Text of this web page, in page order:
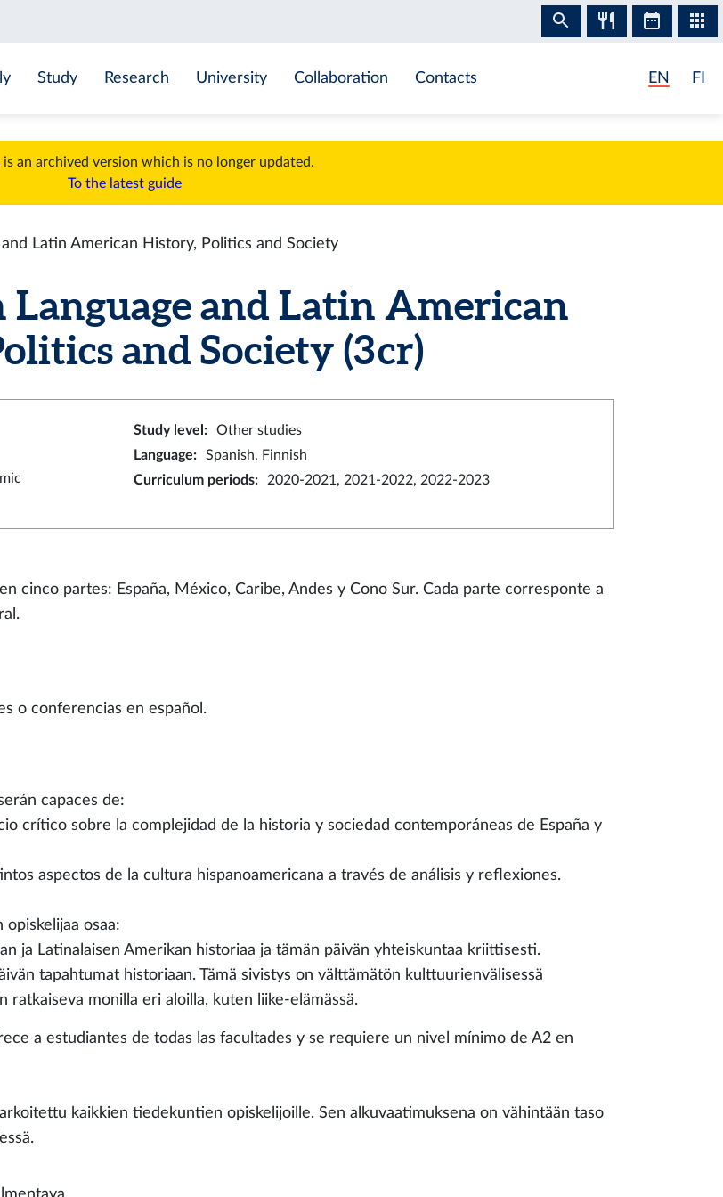
Study Research University Collaboration Contacts EN FI
is an archived version which is no longer updated.
To the latest guide
and Latin American History, Politics and Society
Language and Latin American
and Society (3 cr)
Study level :
Other studies
Language:
Spanish, Finnish
Curriculum periods: 2020-2021, 2021-2022, 2022-2023
cinco partes: España, México, Caribe, Andes y Cono Sur. Cada parte corresponte a
o conferencias en español.
capaces de:
crítico sobre la complejidad de la historia y sociedad contemporáneas de España y
aspectos de la cultura hispanoamericana a través de análisis y reflexiones.
opiskelijaa osaa:
ja Latinalaisen Amerikan historiaa ja tämän päivän yhteiskuntaa kriittisesti.
tapahtumat historiaan. Tämä sivistys on välttämätön kulttuurienvälisessä
ratkaiseva monilla eri aloilla, kuten liike-elämässä.
a estudiantes de todas las facultades y se requiere un nivel mínimo de A2 en
kaikkien tiedekuntien opiskelijoille. Sen alkuvaatimuksena on vähintään taso